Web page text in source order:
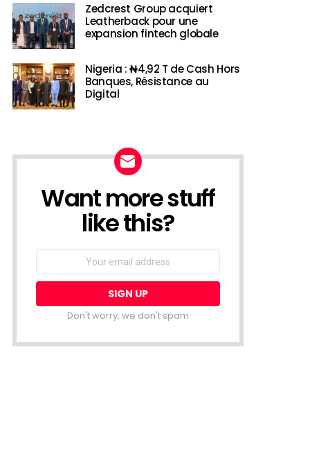
Zedcrest Group acquiert
Leatherback pour une
expansion fintech globale
Nigeria : ₦4,92 T de Cash Hors
Banques, Résistance au
Digital
NEWSLETTER
Want more stuff
like this?
Email
Don't worry, we don't spam